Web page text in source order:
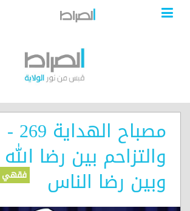
والتزاحم بين رضا
وبين رضا الناس فقهي